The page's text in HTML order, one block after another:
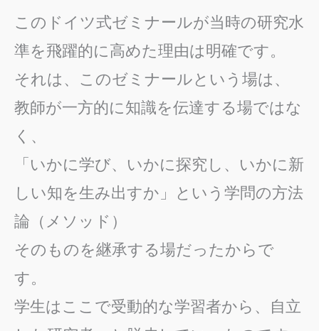
このドイツ式ゼミナールが当時の研究水
準を飛躍的に高めた理由は明確です。
それは、このゼミナールという場は、
教師が一方的に知識を伝達する場ではな
く、
「いかに学び、いかに探究し、いかに新
しい知を生み出すか」という学問の方法
論（メソッド）
そのものを継承する場だったからで
す。
学生はここで受動的な学習者から、自立